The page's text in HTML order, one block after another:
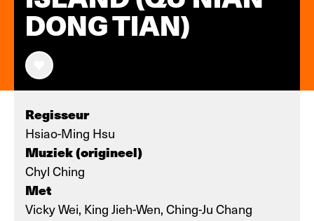
DONG TIAN)
Regisseur
Hsiao-Ming Hsu
Muziek (origineel)
Chyl Ching
Met
Vicky Wei, King Jieh-Wen, Ching-Ju Chang